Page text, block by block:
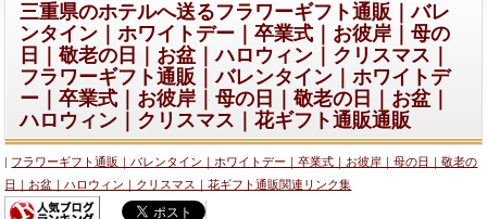
三重県のホテルへ送るフラワーギフト通販｜バレ
ンタイン｜ホワイトデー｜卒業式｜お彼岸｜母の
日｜敬老の日｜お盆｜ハロウィン｜クリスマス｜
フラワーギフト通販｜バレンタイン｜ホワイトデ
ー｜卒業式｜お彼岸｜母の日｜敬老の日｜お盆｜
ハロウィン｜クリスマス｜花ギフト通販通販
フラワーギフト通販｜バレンタイン｜ホワイトデー｜卒業式｜お彼岸｜母の日｜敬老の
日｜お盆｜ハロウィン｜クリスマス｜花ギフト通販関連リンク集